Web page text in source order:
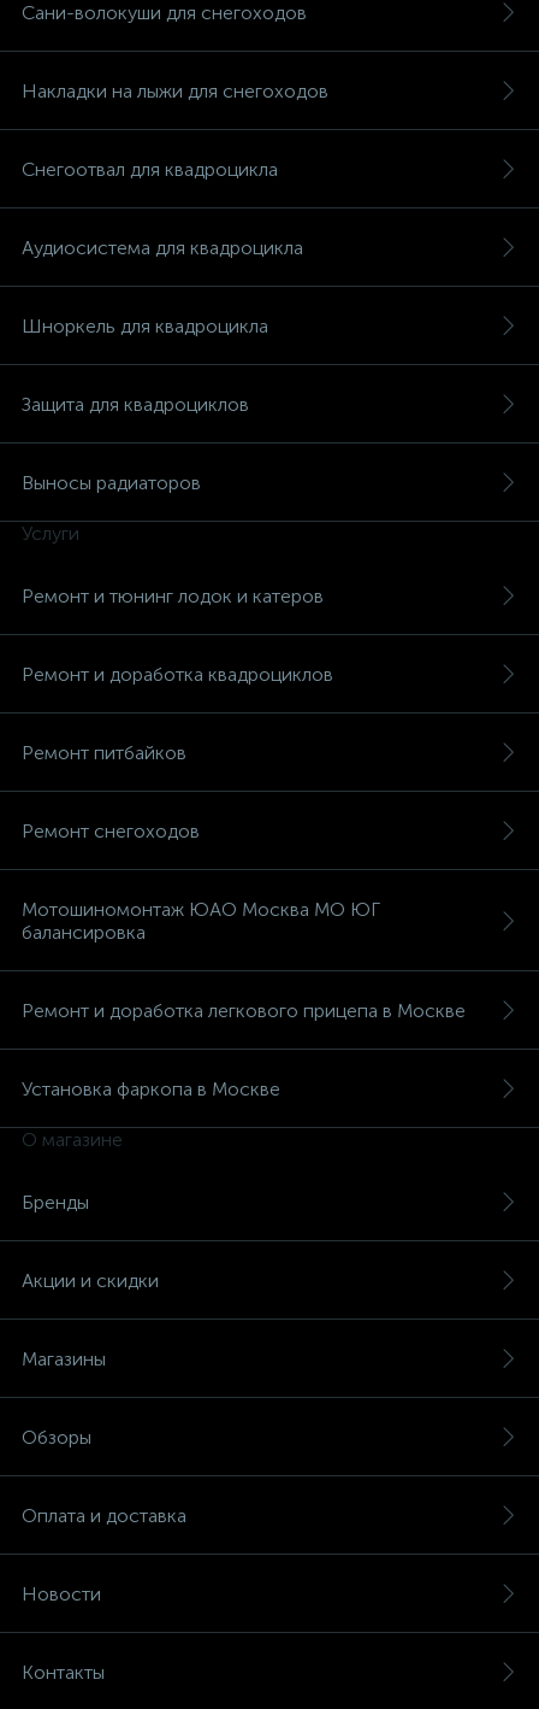
Сани-волокуши для снегоходов
Накладки на лыжи для снегоходов
Снегоотвал для квадроцикла
Аудиосистема для квадроцикла
Шноркель для квадроцикла
Защита для квадроциклов
Выносы радиаторов
Услуги
Ремонт и тюнинг лодок и катеров
Ремонт и доработка квадроциклов
Ремонт питбайков
Ремонт снегоходов
Мотошиномонтаж ЮАО Москва МО ЮГ
балансировка
Ремонт и доработка легкового прицепа в Москве
Установка фаркопа в Москве
О магазине
Бренды
Акции и скидки
Магазины
Обзоры
Оплата и доставка
Новости
Контакты